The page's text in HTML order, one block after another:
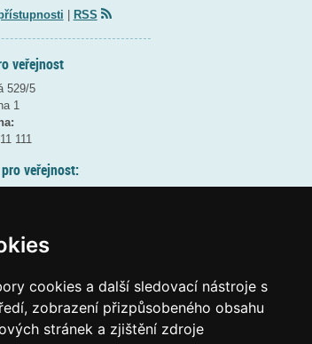
cookies a další sledovací nástroje s
zobrazení přizpůsobeného obsahu
stránek a zjištění zdroje
RSS
veřejnost
529/5
1
111
veřejnost:
podatelna:
gov cz